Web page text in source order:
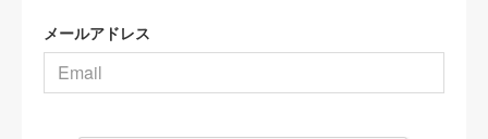
メールアドレス